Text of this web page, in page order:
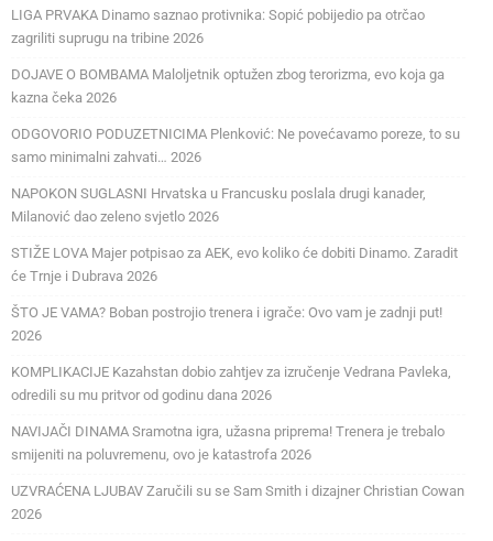
LIGA PRVAKA Dinamo saznao protivnika: Sopić pobijedio pa otrčao
zagriliti suprugu na tribine 2026
DOJAVE O BOMBAMA Maloljetnik optužen zbog terorizma, evo koja ga
kazna čeka 2026
ODGOVORIO PODUZETNICIMA Plenković: Ne povećavamo poreze, to su
samo minimalni zahvati… 2026
NAPOKON SUGLASNI Hrvatska u Francusku poslala drugi kanader,
Milanović dao zeleno svjetlo 2026
STIŽE LOVA Majer potpisao za AEK, evo koliko će dobiti Dinamo. Zaradit
će Trnje i Dubrava 2026
ŠTO JE VAMA? Boban postrojio trenera i igrače: Ovo vam je zadnji put!
2026
KOMPLIKACIJE Kazahstan dobio zahtjev za izručenje Vedrana Pavleka,
odredili su mu pritvor od godinu dana 2026
NAVIJAČI DINAMA Sramotna igra, užasna priprema! Trenera je trebalo
smijeniti na poluvremenu, ovo je katastrofa 2026
UZVRAĆENA LJUBAV Zaručili su se Sam Smith i dizajner Christian Cowan
2026